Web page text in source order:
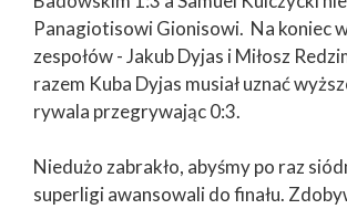
Panagiotisowi Gionisowi. Na koniec
zespołów - Jakub Dyjas i Miłosz
razem Kuba Dyjas musiał uznać
rywala przegrywając 0:3.
Niedużo zabrakło, abyśmy po raz
superligi awansowali do finału.